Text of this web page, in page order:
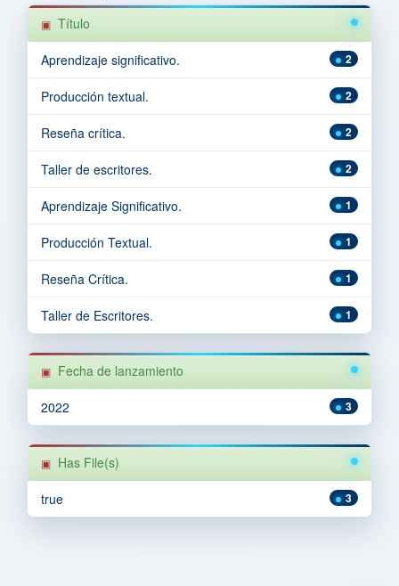
Título
2
Aprendizaje significativo.
2
Producción textual.
2
Reseña crítica.
2
Taller de escritores.
1
Aprendizaje Significativo.
1
Producción Textual.
1
Reseña Crítica.
1
Taller de Escritores.
Fecha de lanzamiento
3
2022
Has File(s)
3
true